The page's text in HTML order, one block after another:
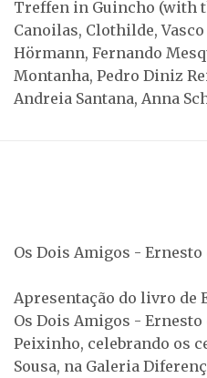
Treffen in Guincho (with
Canoilas, Clothilde,
Hörmann, Fernando
Montanha, Pedro Diniz
Andreia Santana, Anna
Os Dois Amigos - Ernesto
Apresentação do livro de
Os Dois Amigos - Ernesto
Peixinho, celebrando os
Sousa, na Galeria